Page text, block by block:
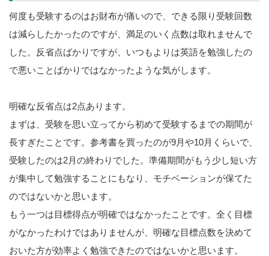
何度も受験するのはお財布が痛いので、できる限り受験回数
は減らしたかったのですが、満足のいく点数は取れませんで
した。反省点ばかりですが、いつもよりは英語を勉強したの
で悪いことばかりではなかったような気がします。
明確な反省点は2点あります。
まずは、受験を思い立ってから初めて受験するまでの期間が
長すぎたことです。参考書を買ったのが9月や10月くらいで、
受験したのは2月の終わりでした。準備期間がもう少し短い方
が集中して勉強することにもなり、モチベーションが保てた
のではないかと思います。
もう一つは目標得点が明確ではなかったことです。全く目標
がなかったわけではありませんが、明確な目標点数を決めて
おいた方が効率よく勉強できたのではないかと思います。